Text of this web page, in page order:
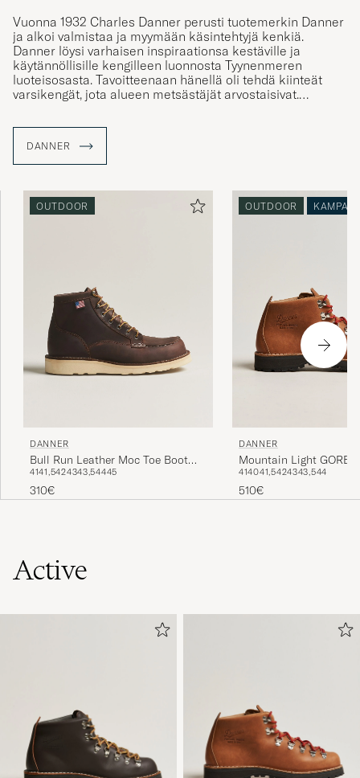
Vuonna 1932 Charles Danner perusti tuotemerkin Danner
ja alkoi valmistaa ja myymään käsintehtyjä kenkiä.
Danner löysi varhaisen inspiraationsa kestäville ja
käytännöllisille kengilleen luonnosta Tyynenmeren
luoteisosasta. Tavoitteenaan hänellä oli tehdä kiinteät
varsikengät, jota alueen metsästäjät arvostaisivat.
Nykypäivänä monet mallit valmistetaan Portlandissa,
Tutustu hyvälaatuisiin tuotteisiin, jossa on käytetty Gore-
Tex:iä ja pohjissa Vibramia.
DANNER
OUTDOOR
DANNER
Bull Run Leather Moc Toe Boot
Brown
4141,5424343,54445
310€
OUTDOOR
DANNER
Mountain Light GORE-
Cascade Clovis
414041,5424343,544
510€
Active